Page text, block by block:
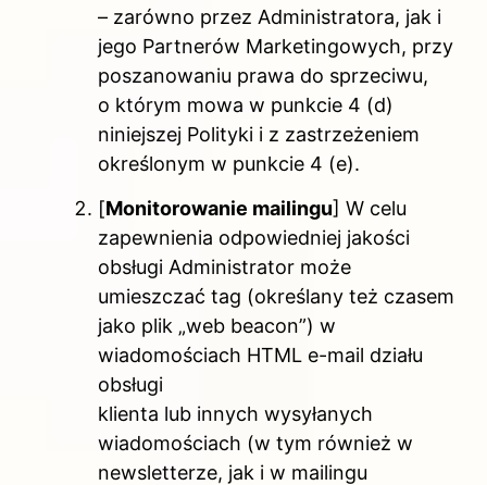
– zarówno przez Administratora, jak i
jego Partnerów Marketingowych, przy
poszanowaniu prawa do sprzeciwu,
o którym mowa w punkcie 4 (d)
niniejszej Polityki i z zastrzeżeniem
określonym w punkcie 4 (e).
[Monitorowanie mailingu] W celu
zapewnienia odpowiedniej jakości
obsługi Administrator może
umieszczać tag (określany też czasem
jako plik „web beacon”) w
wiadomościach HTML e-mail działu
obsługi
klienta lub innych wysyłanych
wiadomościach (w tym również w
newsletterze, jak i w mailingu